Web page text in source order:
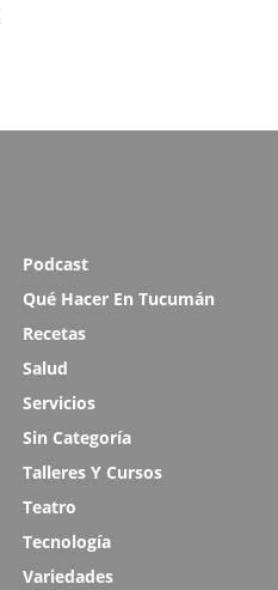
Podcast
Qué Hacer En Tucumán
Recetas
Salud
Servicios
Sin Categoría
Talleres Y Cursos
Teatro
Tecnología
Variedades